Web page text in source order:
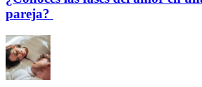
pareja?